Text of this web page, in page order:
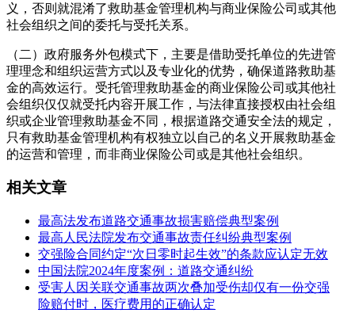
义，否则就混淆了救助基金管理机构与商业保险公司或其他
社会组织之间的委托与受托关系。
（二）政府服务外包模式下，主要是借助受托单位的先进管
理理念和组织运营方式以及专业化的优势，确保道路救助基
金的高效运行。受托管理救助基金的商业保险公司或其他社
会组织仅仅就受托内容开展工作，与法律直接授权由社会组
织或企业管理救助基金不同，根据道路交通安全法的规定，
只有救助基金管理机构有权独立以自己的名义开展救助基金
的运营和管理，而非商业保险公司或是其他社会组织。
相关文章
最高法发布道路交通事故损害赔偿典型案例
最高人民法院发布交通事故责任纠纷典型案例
交强险合同约定“次日零时起生效”的条款应认定无效
中国法院2024年度案例：道路交通纠纷
受害人因关联交通事故两次叠加受伤却仅有一份交强
险赔付时，医疗费用的正确认定